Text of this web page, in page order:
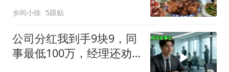
乡间小徐 5跟贴
公司分红我到手9块9，同
事最低100万，经理还劝